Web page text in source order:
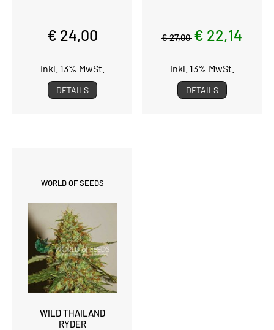
€ 24,00
inkl. 13% MwSt.
DETAILS
€ 27,00 € 22,14
inkl. 13% MwSt.
DETAILS
WORLD OF SEEDS
WILD THAILAND
RYDER